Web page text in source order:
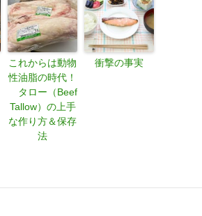
これからは動物
性油脂の時代！
タロー（Beef
Tallow）の上手
な作り方＆保存
法
衝撃の事実